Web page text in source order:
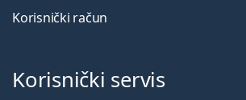
Korisnički račun
Korisnički servis